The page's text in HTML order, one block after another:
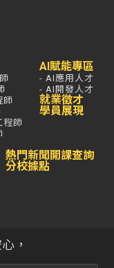
師
程師
AI賦能專區
- AI應用人才
- AI開發人才
就業徵才
學員展現
熱門新聞
分校據點
開課查詢
，